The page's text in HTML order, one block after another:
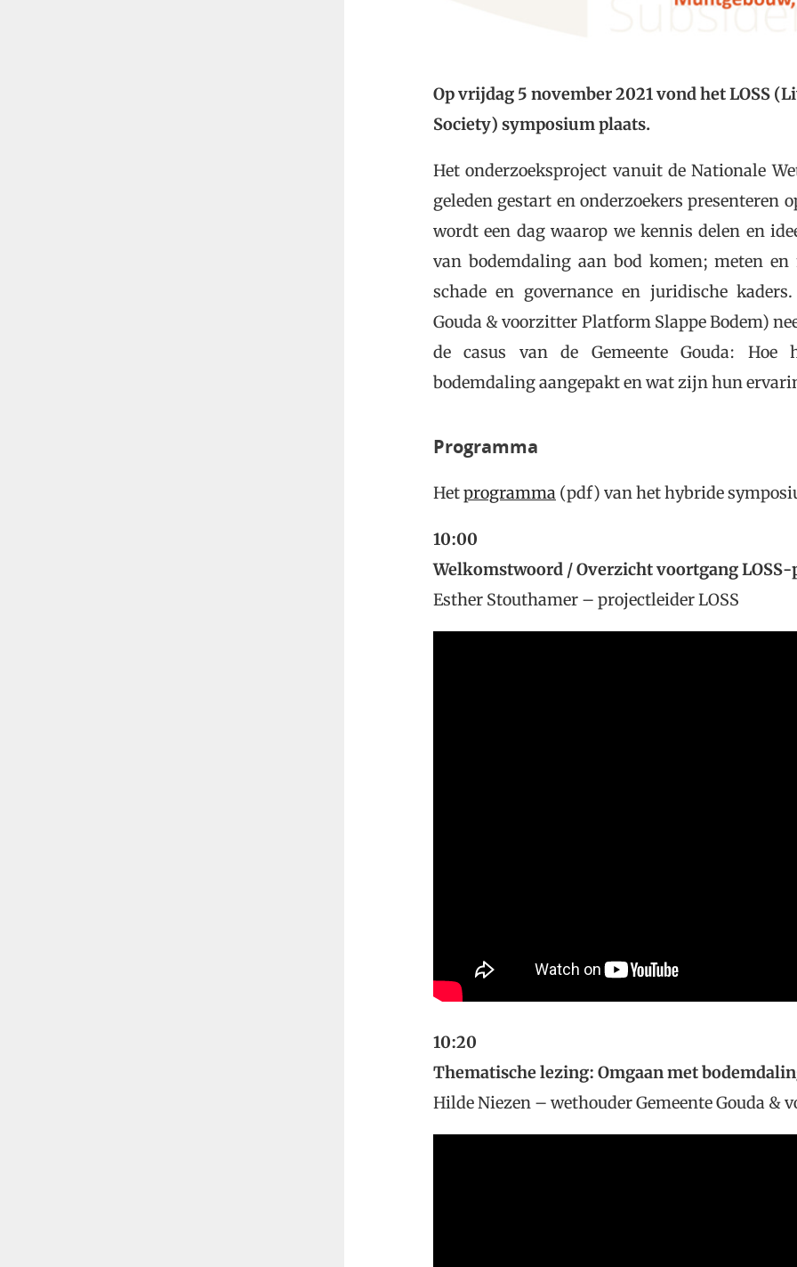
Op vrijdag 5 november 2021 vond het LOSS
Society) symposium plaats.
Het onderzoeksproject vanuit de Nationale
geleden gestart en onderzoekers presenteren
wordt een dag waarop we kennis delen en
van bodemdaling aan bod komen; meten
schade en governance en juridische
Gouda & voorzitter Platform Slappe Bodem)
de casus van de Gemeente Gouda:
bodemdaling aangepakt en wat zijn hun
Programma
Hetprogramma (pdf) van het hybride
10:00
Welkomstwoord /Overzicht voortgang
Esther Stouthamer – projectleider LOSS
10:20
Thematische lezing: Omgaan met
Hilde Niezen – wethouder Gemeente Gouda &